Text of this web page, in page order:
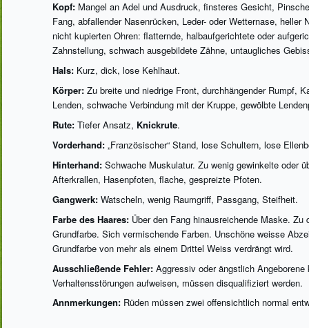
Kopf: Mangel an Adel und Ausdruck, finsteres Gesicht,
Fang, abfallender Nasenrücken, Leder- oder Wetternase,
nicht kupierten Ohren: flatternde, halbaufgerichtete oder
Zahnstellung, schwach ausgebildete Zähne, untaugliches
Hals: Kurz, dick, lose Kehlhaut.
Körper: Zu breite und niedrige Front, durchhängender Rumpf,
Lenden, schwache Verbindung mit der Kruppe, gewölbte
Rute: Tiefer Ansatz, Knickrute.
Vorderhand: „Französischer“ Stand, lose Schultern, lose
Hinterhand: Schwache Muskulatur. Zu wenig gewinkelte oder
Afterkrallen, Hasenpfoten, flache, gespreizte Pfoten.
Gangwerk: Watscheln, wenig Raumgriff, Passgang, Steifheit.
Farbe des Haares: Über den Fang hinausreichende Maske.
Grundfarbe. Sich vermischende Farben. Unschöne weisse
Grundfarbe von mehr als einem Drittel Weiss verdrängt wird.
Ausschließende Fehler: Aggressiv oder ängstlich
Verhaltensstörungen aufweisen, müssen disqualifiziert werden.
Annmerkungen: Rüden müssen zwei offensichtlich normal